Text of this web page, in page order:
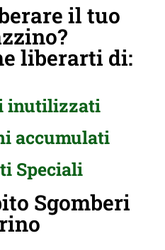
il tuo
liberarti di:
inutilizzati
accumulati
Speciali
Sgomberi